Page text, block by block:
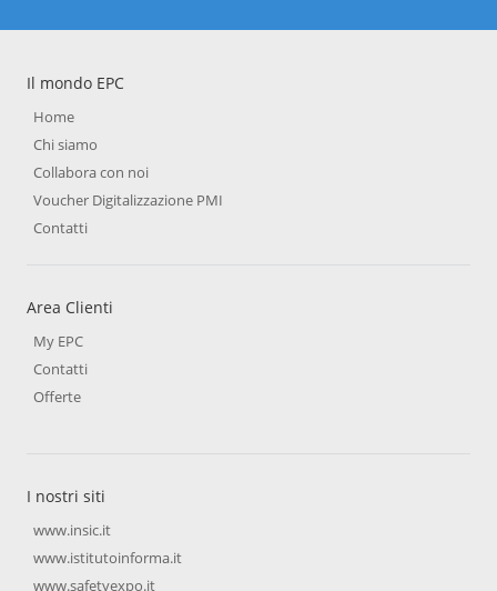
Il mondo EPC
Home
Chi siamo
Collabora con noi
Voucher Digitalizzazione PMI
Contatti
Area Clienti
My EPC
Contatti
Offerte
I nostri siti
www.insic.it
www.istitutoinforma.it
www.safetyexpo.it